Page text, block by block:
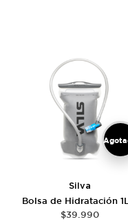
Silva
Bolsa de Hidratación
$39.990